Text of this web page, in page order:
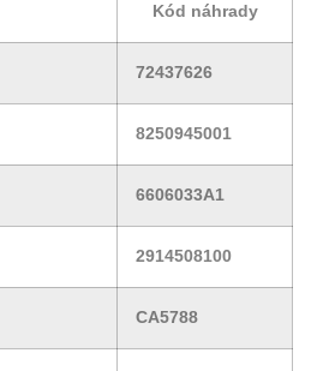
Kód náhrady
72437626
8250945001
6606033A1
2914508100
CA5788